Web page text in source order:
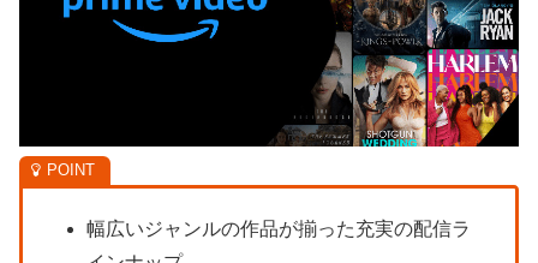
幅広いジャンルの作品が揃った充実の配信ラ